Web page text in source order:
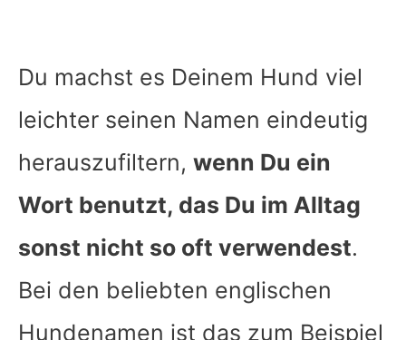
Du machst es Deinem Hund viel
leichter seinen Namen eindeutig
herauszufiltern, wenn Du ein
Wort benutzt, das Du im Alltag
sonst nicht so oft verwendest.
Bei den beliebten englischen
Hundenamen ist das zum Beispiel